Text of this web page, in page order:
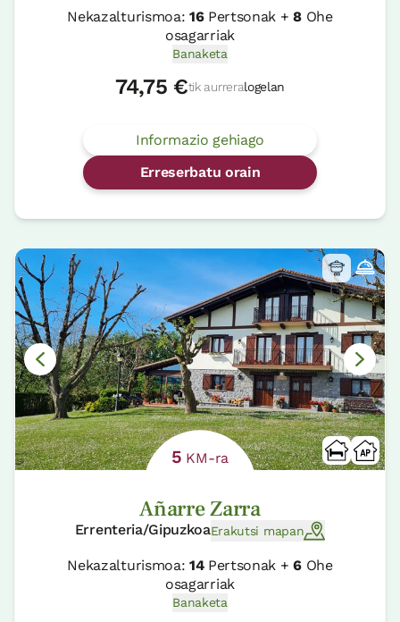
Nekazalturismoa: 16Pertsonak +8Ohe
osagarriak
Banaketa
74,75 €tik aurreralogelan
Informazio gehiago
Erreserbatu orain
5 KM-ra
Añarre Zarra
Errenteria/GipuzkoaErakutsi mapan
Nekazalturismoa: 14Pertsonak +6Ohe
osagarriak
Banaketa